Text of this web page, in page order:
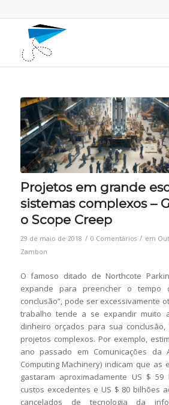
Projetos em grande
sistemas complexos –
o Scope Creep
29 de maio de 2018 / 0 Comentários / em
Zambon
O famoso ditado de Northcote
expande para preencher o tempo
conclusão”, pode ser excessivamente
trabalho tende a se expandir muito
dinheiro orçados para sua
projetos complexos. Por exemplo,
ano passado em Comunicações da
Computing Machinery) indicam que as
gastaram aproximadamente US $
custos excedentes e US $ 80 bilhões
cancelados de tecnologia da